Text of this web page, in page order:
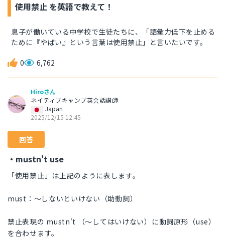
使用禁止 を英語で教えて！
息子が働いている中学校で生徒たちに、「語彙力低下を止める
ために『やばい』という言葉は使用禁止」と言いたいです。
0 6,762
Hiroさん
ネイティブキャンプ英会話講師
Japan
2025/12/15 12:45
回答
・mustn't use
「使用禁止」は上記のように表します。
must：～しないといけない（助動詞）
禁止表現の mustn't （～してはいけない）に動詞原形（use）
を合わせます。